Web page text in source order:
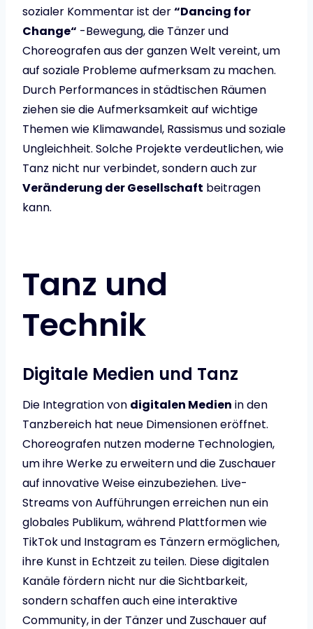
sozialer Kommentar ist der“Dancing for
Change“ -Bewegung, die Tänzer und
Choreografen aus der ganzen Welt vereint, um
auf soziale Probleme aufmerksam zu machen.
Durch Performances in städtischen Räumen
ziehen sie die Aufmerksamkeit auf wichtige
Themen wie Klimawandel, Rassismus und soziale
Ungleichheit. Solche Projekte verdeutlichen, wie
Tanz nicht nur verbindet, sondern auch zur
Veränderung der Gesellschaft beitragen
kann.
Tanz und
Technik
Digitale Medien und Tanz
Die Integration von digitalen Medien in den
Tanzbereich hat neue Dimensionen eröffnet.
Choreografen nutzen moderne Technologien,
um ihre Werke zu erweitern und die Zuschauer
auf innovative Weise einzubeziehen. Live-
Streams von Aufführungen erreichen nun ein
globales Publikum, während Plattformen wie
TikTok und Instagram es Tänzern ermöglichen,
ihre Kunst in Echtzeit zu teilen. Diese digitalen
Kanäle fördern nicht nur die Sichtbarkeit,
sondern schaffen auch eine interaktive
Community, in der Tänzer und Zuschauer auf